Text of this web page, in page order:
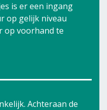
is er een ingang
op gelijk niveau
op voorhand te
Achteraan de